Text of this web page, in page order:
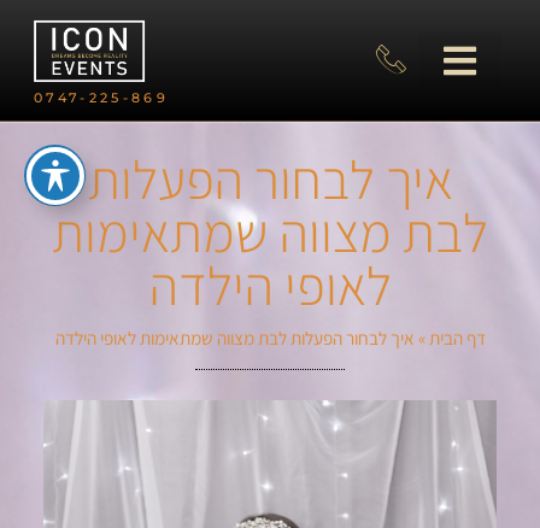
0747-225-869
איך לבחור הפעלות
לבת מצווה שמתאימות
לאופי הילדה
דף הבית» איך לבחור הפעלות לבת מצווה שמתאימות לאופי הילדה